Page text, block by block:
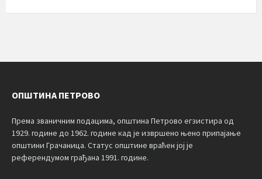
ОПШТИНА ПЕТРОВО
Према званичним подацима, општина Петрово егзистира од
1929. године до 1962. године кад је извршено њено припајање
општини Грачаница. Статус општине враћен јој је
референдумом грађана 1991. године.